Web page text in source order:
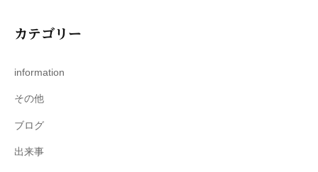
カテゴリー
information
その他
ブログ
出来事